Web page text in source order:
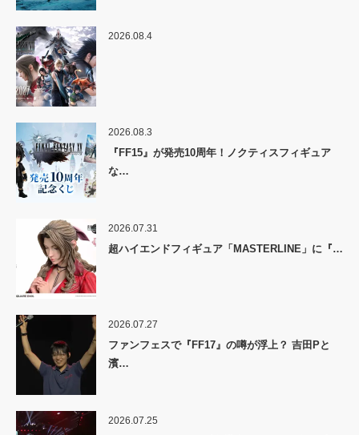
2026.08.4
2026.08.3
『FF15』が発売10周年！ノクティスフィギュア
な…
2026.07.31
超ハイエンドフィギュア「MASTERLINE」に『…
2026.07.27
ファンフェスで『FF17』の噂が浮上？ 吉田Pと
濱…
2026.07.25